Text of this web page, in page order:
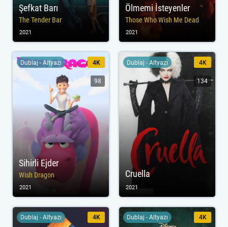
Şefkat Barı
The Tender Bar
2021
Ölmemi İsteyenler
Those Who Wish Me Dead
2021
Sihirli Ejder
Wish Dragon
Dublaj - Altyazı 4K
98
2021
Cruella
Dublaj - Altyazı 4K
134
2021
Dublaj - Altyazı 4K Dublaj - Altyazı 4K